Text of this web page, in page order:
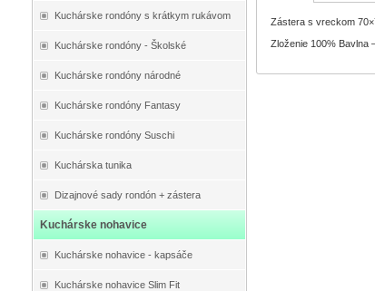
Kuchárske rondóny s krátkym rukávom
Kuchárske rondóny - Školské
Kuchárske rondóny národné
Kuchárske rondóny Fantasy
Kuchárske rondóny Suschi
Kuchárska tunika
Dizajnové sady rondón + zástera
Kuchárske nohavice
Kuchárske nohavice - kapsáče
Kuchárske nohavice Slim Fit
Zástera s vreckom
Zloženie 100% Bavlna